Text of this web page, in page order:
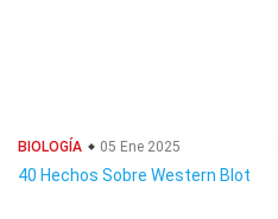
BIOLOGÍA 05 Ene 2025
40 Hechos Sobre Western Blot